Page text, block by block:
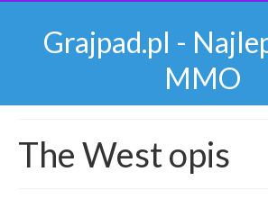
Grajpad.pl -
MMO
The West opis